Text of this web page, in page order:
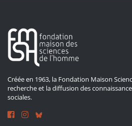
Créée en 1963, la Fondation Maison
recherche et la diffusion des
sociales.